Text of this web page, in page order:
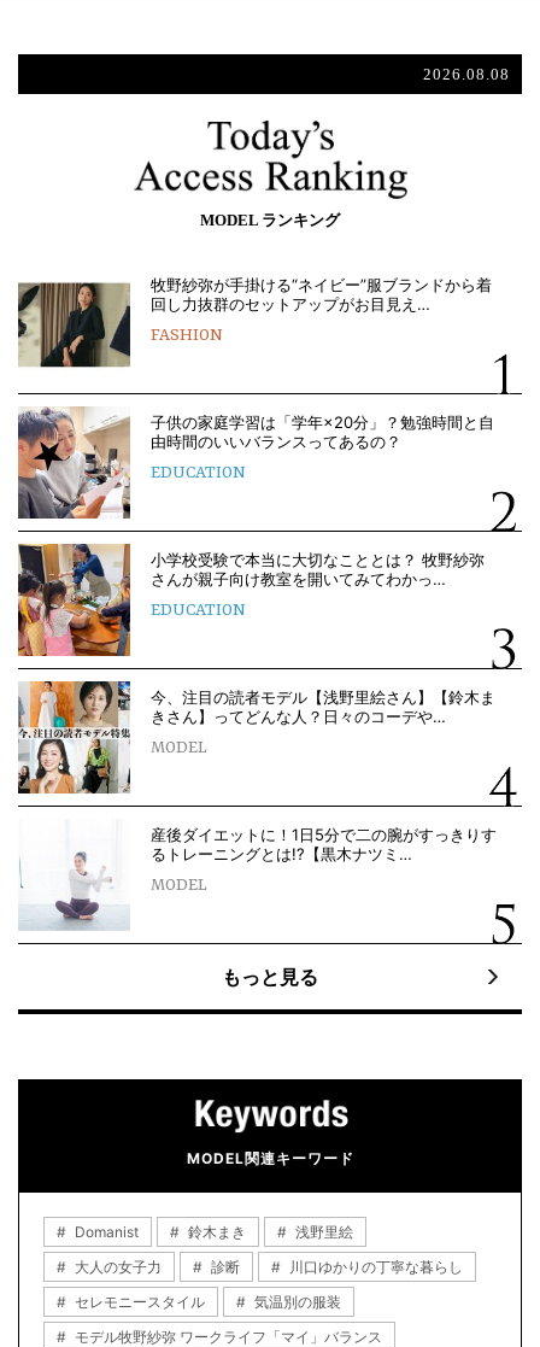
2026.08.08
MODEL ランキング
牧野紗弥が手掛ける“ネイビー”服ブランドから着
回し力抜群のセットアップがお目見え…
FASHION
子供の家庭学習は「学年×20分」？勉強時間と自
由時間のいいバランスってあるの？
EDUCATION
小学校受験で本当に大切なこととは？ 牧野紗弥
さんが親子向け教室を開いてみてわかっ…
EDUCATION
今、注目の読者モデル【浅野里絵さん】【鈴木ま
きさん】ってどんな人？日々のコーデや…
MODEL
産後ダイエットに！1日5分で二の腕がすっきりす
るトレーニングとは!?【黒木ナツミ…
MODEL
もっと見る
MODEL関連キーワード
Domanist 鈴木まき
浅野里絵
大人の女子力
診断
川口ゆかりの丁寧な暮らし
セレモニースタイル
気温別の服装
モデル牧野紗弥 ワークライフ「マイ」バランス